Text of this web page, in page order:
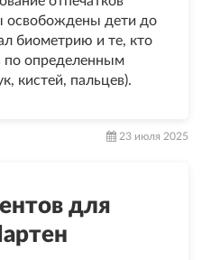
освобождены дети до
биометрию и те, кто
по определенным
кистей, пальцев).
23 июля 2025
для